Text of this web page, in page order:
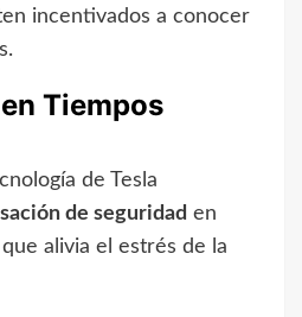
incentivados a conocer
Tiempos
de Tesla
de seguridad en
alivia el estrés de la